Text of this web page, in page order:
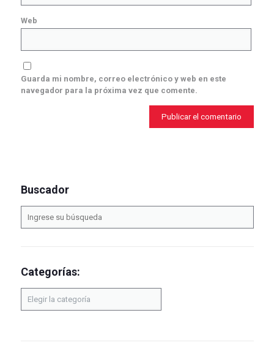
Web
Guarda mi nombre, correo electrónico y web en este
navegador para la próxima vez que comente.
Buscador
Categorías: